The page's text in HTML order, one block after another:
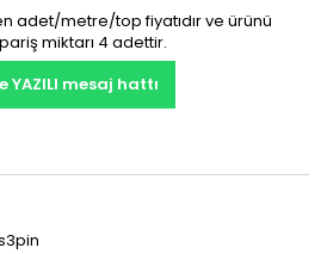
adet/metre/top fiyatıdır ve ürünü
miktarı 4 adettir.
mesaj hattı